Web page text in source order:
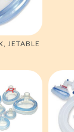
JETABLE